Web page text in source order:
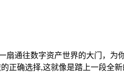
通往数字资产世界的大门，
正确选择,这就像是踏上一段全新